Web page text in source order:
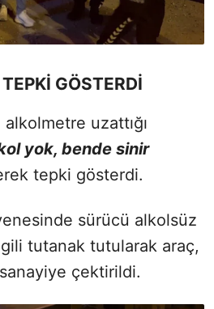
GÖSTERDİ
alkolmetre uzattığı
yok, bende sinir
tepki gösterdi.
sürücü alkolsüz
tutanak tutularak araç,
çektirildi.